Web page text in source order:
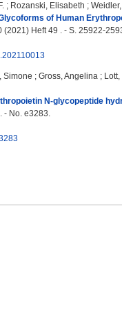
; Rozanski, Elisabeth ;
of Human
Heft 49 . - S. 25922-
Simone ; Gross, Angelina ;
N-glycopeptide
- No. e3283.